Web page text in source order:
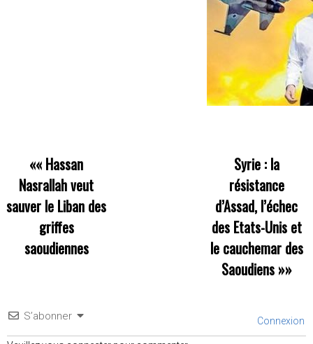
«« Hassan
Nasrallah veut
sauver le Liban des
griffes
saoudiennes
Syrie : la
résistance
d’Assad, l’échec
des Etats-Unis et
le cauchemar des
Saoudiens»»
S’abonner Connexion